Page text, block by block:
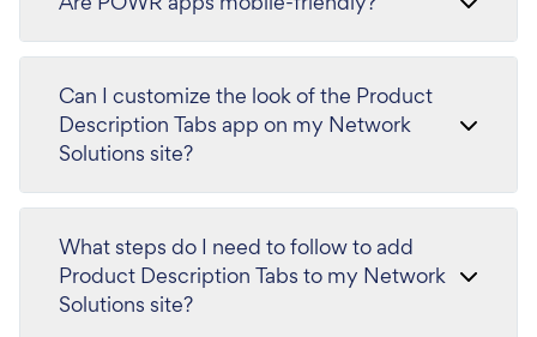
Can I customize the look of the Product
Description Tabs app on my Network
Solutions site?
What steps do I need to follow to add
Product Description Tabs to my Network
Solutions site?